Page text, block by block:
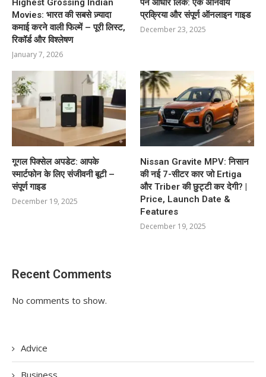
Highest Grossing Indian
Movies: भारत की सबसे ज़्यादा
कमाई करने वाली फिल्में – पूरी लिस्ट,
रिकॉर्ड और विश्लेषण
January 7, 2026
पैन आधार लिंक: एक अनिवार्य
प्रक्रिया और संपूर्ण ऑनलाइन गाइड
December 23, 2025
गूगल पिक्सेल अपडेट: आपके
स्मार्टफोन के लिए संजीवनी बूटी –
संपूर्ण गाइड
December 19, 2025
Nissan Gravite MPV: निसान
की नई 7-सीटर कार जो Ertiga
और Triber की छुट्टी कर देगी? |
Price, Launch Date &
Features
December 19, 2025
Recent Comments
No comments to show.
Advice